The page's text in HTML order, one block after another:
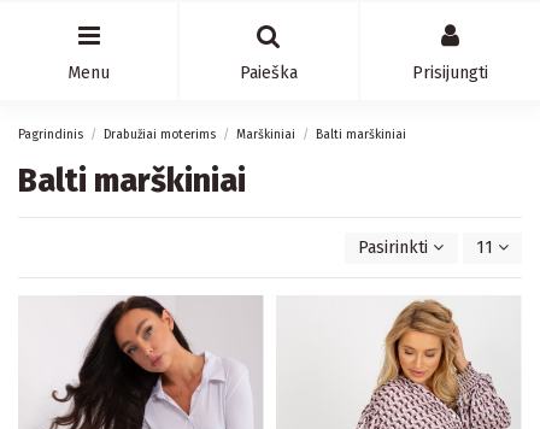
Menu Paieška Prisijungti
Pagrindinis Drabužiai moterims Marškiniai Balti marškiniai
Balti marškiniai
Pasirinkti 11